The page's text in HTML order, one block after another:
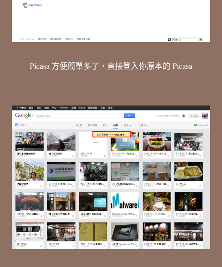
Picasa 方便簡單多了，直接登入你原本的 Picasa